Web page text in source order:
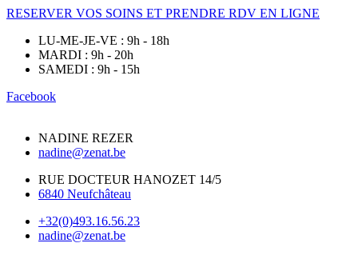
RESERVER VOS SOINS ET PRENDRE RDV EN LIGNE
LU-ME-JE-VE : 9h - 18h
MARDI : 9h - 20h
SAMEDI : 9h - 15h
Facebook
NADINE REZER
nadine@zenat.be
RUE DOCTEUR HANOZET 14/5
6840 Neufchâteau
+32(0)493.16.56.23
nadine@zenat.be